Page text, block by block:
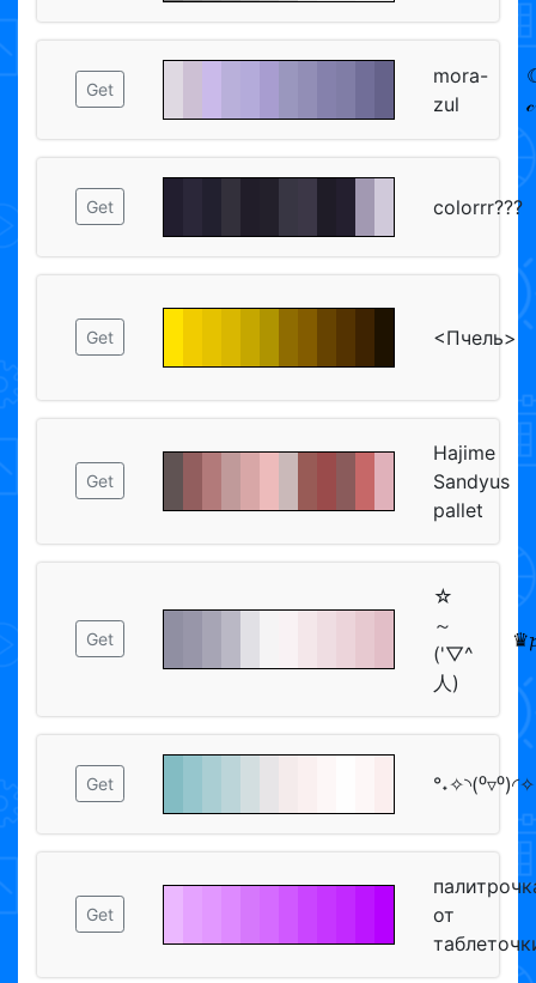
Get
mora-
zul
Get colorrr???
Get <Пчель>
Get
Hajime
Sandyus
pallet
Get
☆
～
('▽^
人)
Get
Get
от